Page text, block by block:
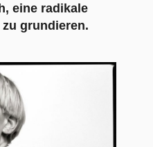
eine radikale
grundieren.